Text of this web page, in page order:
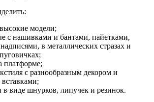
модели;
с нашивками и бантами, пайетками,
в металлических стразах и
платформе;
с разнообразным декором и
в виде шнурков, липучек и резинок.